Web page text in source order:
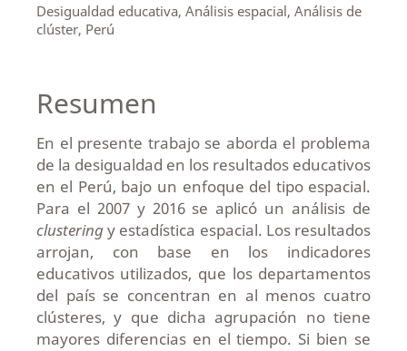
Desigualdad educativa, Análisis espacial, Análisis de
clúster, Perú
Resumen
En el presente trabajo se aborda el problema
de la desigualdad en los resultados educativos
en el Perú, bajo un enfoque del tipo espacial.
Para el 2007 y 2016 se aplicó un análisis de
clusteringy estadística espacial. Los resultados
arrojan, con base en los indicadores
educativos utilizados, que los departamentos
del país se concentran en al menos cuatro
clústeres, y que dicha agrupación no tiene
mayores diferencias en el tiempo. Si bien se